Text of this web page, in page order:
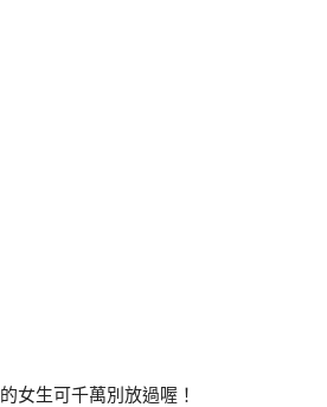
女生可千萬別放過喔！